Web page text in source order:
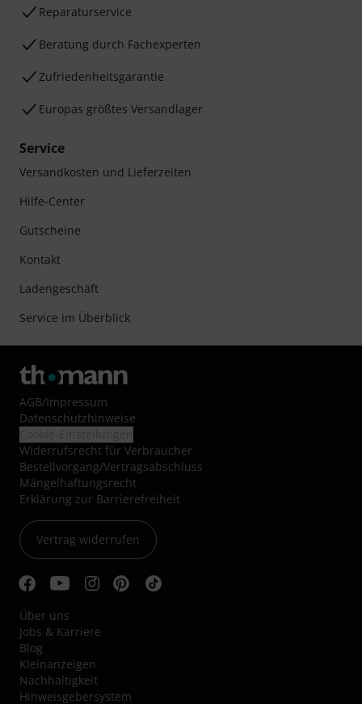
Reparaturservice
Beratung durch Fachexperten
Zufriedenheitsgarantie
Europas größtes Versandlager
Service
Versandkosten und Lieferzeiten
Hilfe-Center
Gutscheine
Kontakt
Ladengeschäft
Service im Überblick
AGB/Impressum
Datenschutzhinweise
Widerrufsrecht für Verbraucher
Bestellvorgang/Vertragsabschluss
Mängelhaftungsrecht
Erklärung zur Barrierefreiheit
Vertrag widerrufen
Über uns
Jobs & Karriere
Blog
Kleinanzeigen
Nachhaltigkeit
Hinweisgebersystem